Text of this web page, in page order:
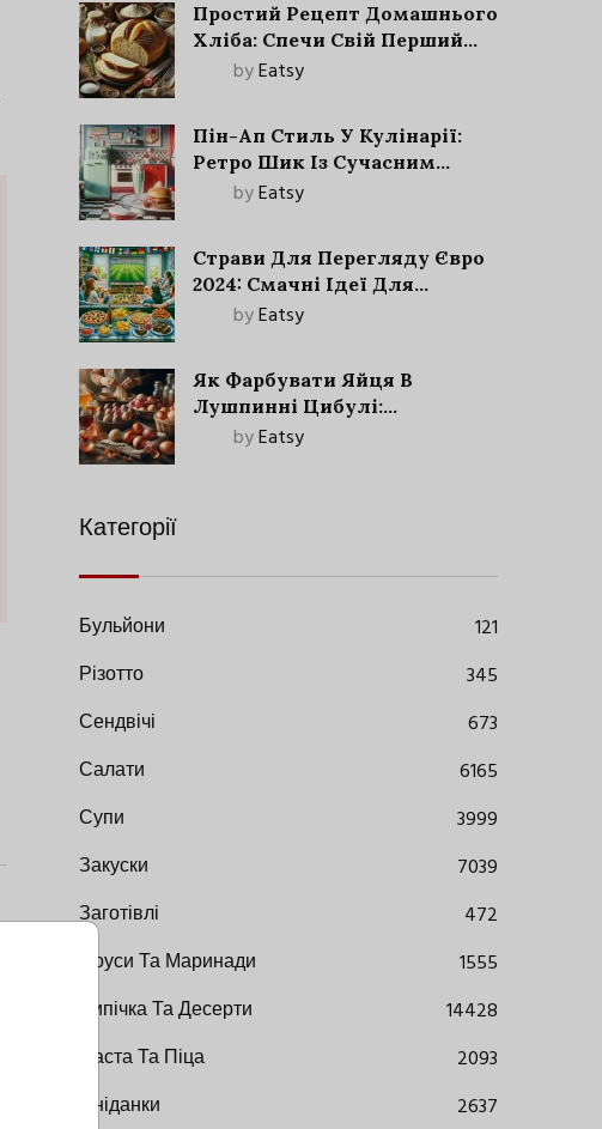
Простий Рецепт Домашнього
Хліба: Спечи Свій Перший
Запашний Хліб!
byEatsy
Пін-Ап Стиль У Кулінарії:
Ретро Шик Із Сучасним
Акцентом
byEatsy
Страви Для Перегляду Євро
2024: Смачні Ідеї Для
Футбольного Свята
byEatsy
Як Фарбувати Яйця В
Лушпинні Цибулі:
Старовинний Метод З
byEatsy
Категорії
Бульйони
121
Різотто
345
Сендвічі
673
Салати
6165
Супи
3999
Закуски
7039
Заготівлі
472
Соуси Та Маринади
1555
Випічка Та Десерти
14428
Паста Та Піца
2093
Сніданки
2637